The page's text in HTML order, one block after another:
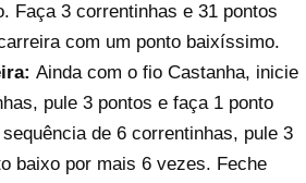
Faça 3 correntinhas e 31 pontos
com um ponto baixíssimo.
Ainda com o fio Castanha, inicie
pule 3 pontos e faça 1 ponto
de 6 correntinhas, pule 3
baixo por mais 6 vezes. Feche